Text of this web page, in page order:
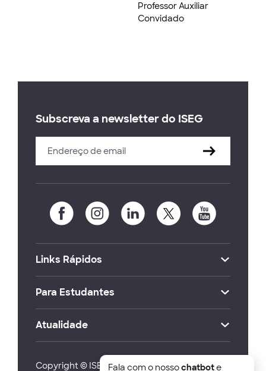
Professor Auxiliar
Convidado
Subscreva a newsletter do ISEG
Links Rápidos
Para Estudantes
Atualidade
Copyright © ISEG Lisbon School of Economics
Fala com o nossochatbote